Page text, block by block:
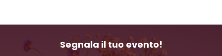
Segnala il tuo evento!